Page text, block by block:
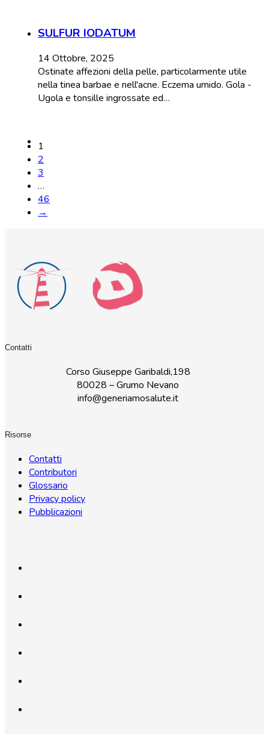
SULFUR IODATUM
14 Ottobre, 2025
Ostinate affezioni della pelle, particolarmente utile
nella tinea barbae e nell'acne. Eczema umido. Gola -
Ugola e tonsille ingrossate ed…
1
2
3
…
46
→
Contatti
Corso Giuseppe Garibaldi,198
80028 – Grumo Nevano
info@generiamosalute.it
Risorse
Contatti
Contributori
Glossario
Privacy policy
Pubblicazioni